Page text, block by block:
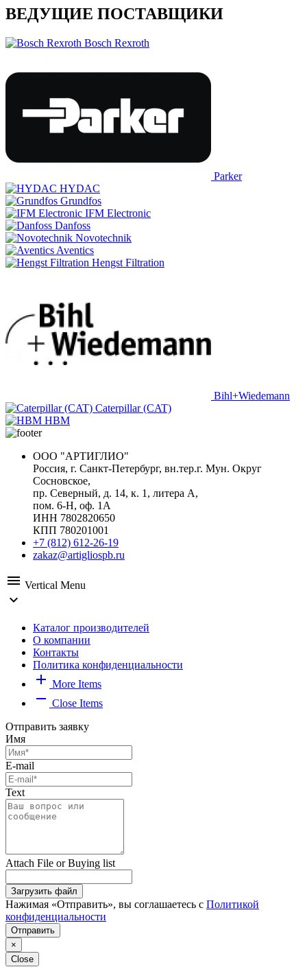
ВЕДУЩИЕ ПОСТАВЩИКИ
Bosch Rexroth
Parker
HYDAC
Grundfos
IFM Electronic
Danfoss
Novotechnik
Aventics
Hengst Filtration
Bihl+Wiedemann
Caterpillar (CAT)
HBM
ООО "АРТИГЛИО"
Россия, г. Санкт-Петербург, вн.тер.г. Мун. Округ
Сосновское,
пр. Северный, д. 14, к. 1, литера А,
пом. 6-Н, оф. 1А
ИНН 7802820650
КПП 780201001
+7 (812) 612-26-19
zakaz@artigliospb.ru
menu Vertical Menu
expand_more
Каталог производителей
О компании
Контакты
Политика конфиденциальности
add More Items
remove Close Items
Отправить заявку
Имя
E-mail
Text
Attach File or Buying list
Загрузить файл
Нажимая «Отправить», вы соглашаетесь с Политикой
конфиденциальности
Отправить
×
Close